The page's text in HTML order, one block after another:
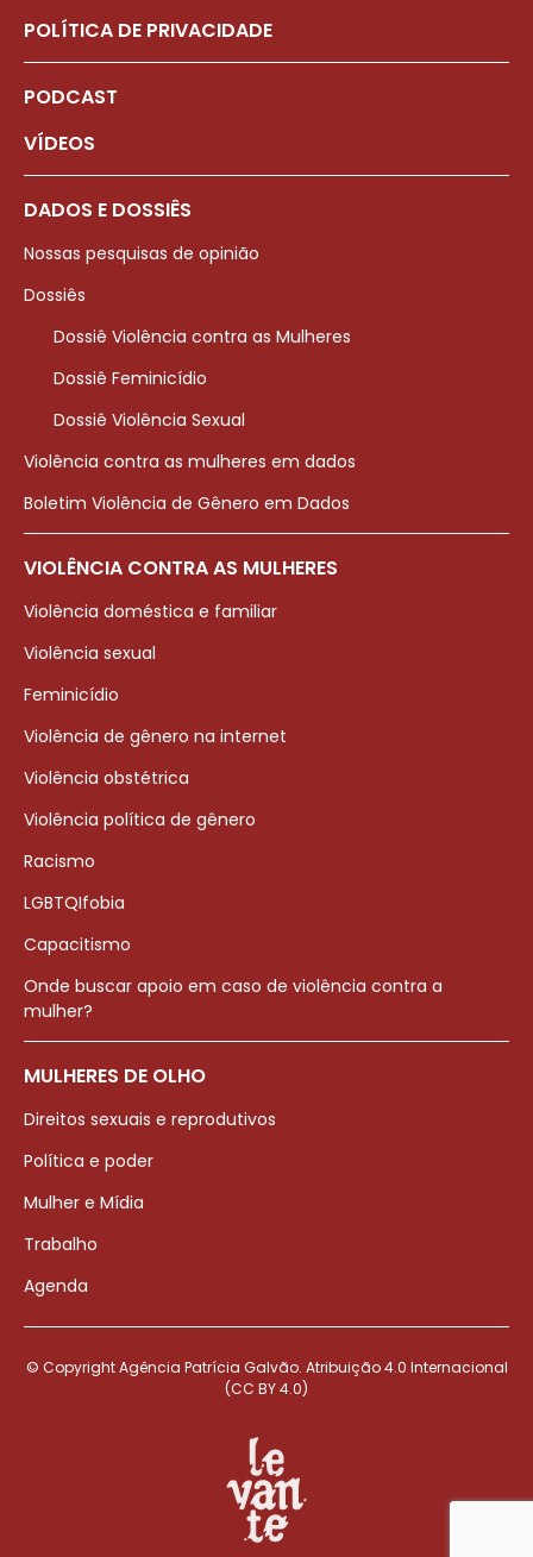
POLÍTICA DE PRIVACIDADE
PODCAST
VÍDEOS
DADOS E DOSSIÊS
Nossas pesquisas de opinião
Dossiês
Dossiê Violência contra as Mulheres
Dossiê Feminicídio
Dossiê Violência Sexual
Violência contra as mulheres em dados
Boletim Violência de Gênero em Dados
VIOLÊNCIA CONTRA AS MULHERES
Violência doméstica e familiar
Violência sexual
Feminicídio
Violência de gênero na internet
Violência obstétrica
Violência política de gênero
Racismo
LGBTQIfobia
Capacitismo
Onde buscar apoio em caso de violência contra a
mulher?
MULHERES DE OLHO
Direitos sexuais e reprodutivos
Política e poder
Mulher e Mídia
Trabalho
Agenda
© Copyright Agência Patrícia Galvão. Atribuição 4.0 Internacional
(CC BY 4.0)